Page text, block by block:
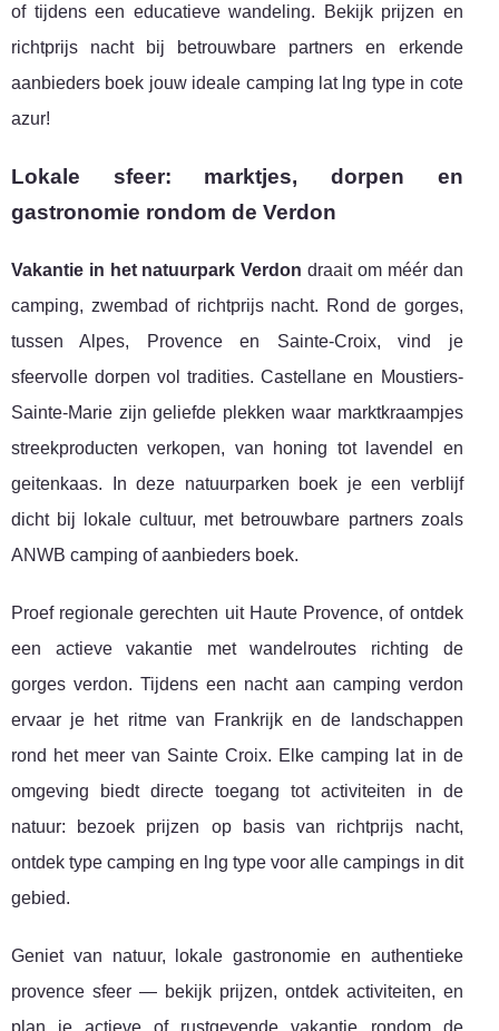
of tijdens een educatieve wandeling. Bekijk prijzen en
richtprijs nacht bij betrouwbare partners en erkende
aanbieders boek jouw ideale camping lat lng type in cote
azur!
Lokale sfeer: marktjes, dorpen en
gastronomie rondom de Verdon
Vakantie in het natuurpark Verdon draait om méér dan
camping, zwembad of richtprijs nacht. Rond de gorges,
tussen Alpes, Provence en Sainte-Croix, vind je
sfeervolle dorpen vol tradities. Castellane en Moustiers-
Sainte-Marie zijn geliefde plekken waar marktkraampjes
streekproducten verkopen, van honing tot lavendel en
geitenkaas. In deze natuurparken boek je een verblijf
dicht bij lokale cultuur, met betrouwbare partners zoals
ANWB camping of aanbieders boek.
Proef regionale gerechten uit Haute Provence, of ontdek
een actieve vakantie met wandelroutes richting de
gorges verdon. Tijdens een nacht aan camping verdon
ervaar je het ritme van Frankrijk en de landschappen
rond het meer van Sainte Croix. Elke camping lat in de
omgeving biedt directe toegang tot activiteiten in de
natuur: bezoek prijzen op basis van richtprijs nacht,
ontdek type camping en lng type voor alle campings in dit
gebied.
Geniet van natuur, lokale gastronomie en authentieke
provence sfeer — bekijk prijzen, ontdek activiteiten, en
plan je actieve of rustgevende vakantie rondom de